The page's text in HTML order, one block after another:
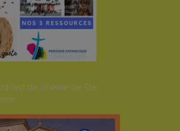
de la visite de Ste